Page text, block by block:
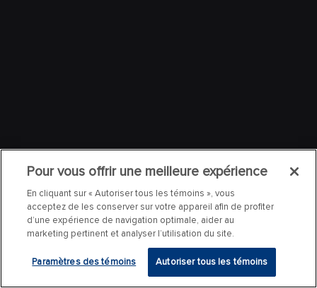
Pour vous offrir une meilleure expérience
En cliquant sur « Autoriser tous les témoins », vous
acceptez de les conserver sur votre appareil afin de profiter
d’une expérience de navigation optimale, aider au
marketing pertinent et analyser l’utilisation du site.
Paramètres des témoins Autoriser tous les témoins